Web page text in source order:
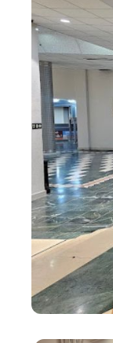
基什
Eram
客提供舒
设施
住在
游泳池
水疗和
餐厅：
礼宾服务
酒店宁静
优越